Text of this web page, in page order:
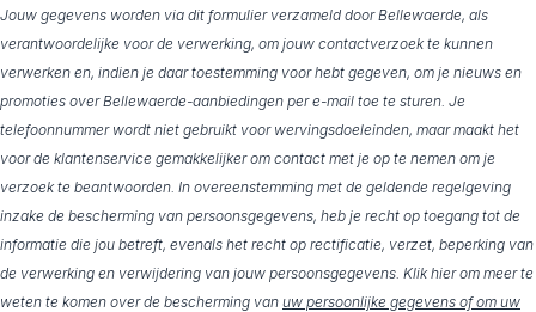
Jouw gegevens worden via dit formulier verzameld door Bellewaerde, als
verantwoordelijke voor de verwerking, om jouw contactverzoek te kunnen
verwerken en, indien je daar toestemming voor hebt gegeven, om je nieuws en
promoties over Bellewaerde-aanbiedingen per e-mail toe te sturen. Je
telefoonnummer wordt niet gebruikt voor wervingsdoeleinden, maar maakt het
voor de klantenservice gemakkelijker om contact met je op te nemen om je
verzoek te beantwoorden. In overeenstemming met de geldende regelgeving
inzake de bescherming van persoonsgegevens, heb je recht op toegang tot de
informatie die jou betreft, evenals het recht op rectificatie, verzet, beperking van
de verwerking en verwijdering van jouw persoonsgegevens. Klik hier om meer te
weten te komen over de bescherming van uw persoonlijke gegevens of om uw